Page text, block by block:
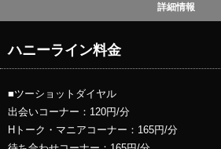
詳細情報
ハニーライン料金
■ツーショットダイヤル
出会いコーナー：120円/分
Hトーク・マニアコーナー：165円/分